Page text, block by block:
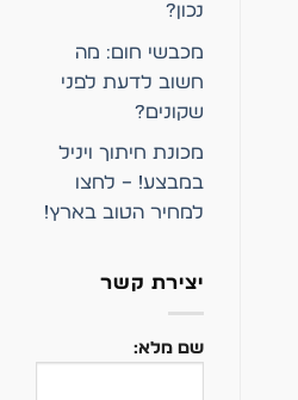
נכון?
מכבשי חום: מה
חשוב לדעת לפני
שקונים?
מכונת חיתוך ויניל
במבצע! – לחצו
למחיר הטוב בארץ!
יצירת קשר
שם מלא: